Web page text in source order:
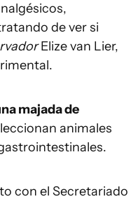
de ver si
Elize van Lier,
majada de
animales
con el Secretariado